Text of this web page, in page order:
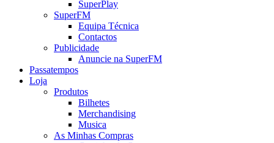
SuperPlay
SuperFM
Equipa Técnica
Contactos
Publicidade
Anuncie na SuperFM
Passatempos
Loja
Produtos
Bilhetes
Merchandising
Musica
As Minhas Compras